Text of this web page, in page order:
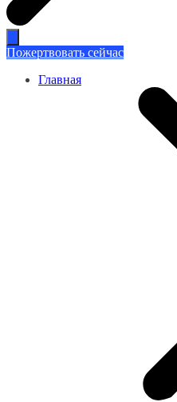
Пожертвовать сейчас
Главная